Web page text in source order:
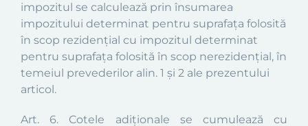
impozitul se calculează prin însumarea
impozitului determinat pentru suprafaţa folosită
în scop rezidenţial cu impozitul determinat
pentru suprafaţa folosită în scop nerezidenţial, în
temeiul prevederilor alin. 1 și 2 ale prezentului
articol.
Art. 6. Cotele adiționale se cumulează cu